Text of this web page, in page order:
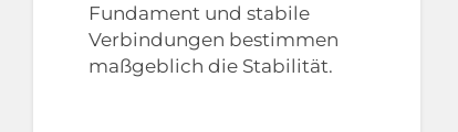
Fundament und stabile
Verbindungen bestimmen
maßgeblich die Stabilität.